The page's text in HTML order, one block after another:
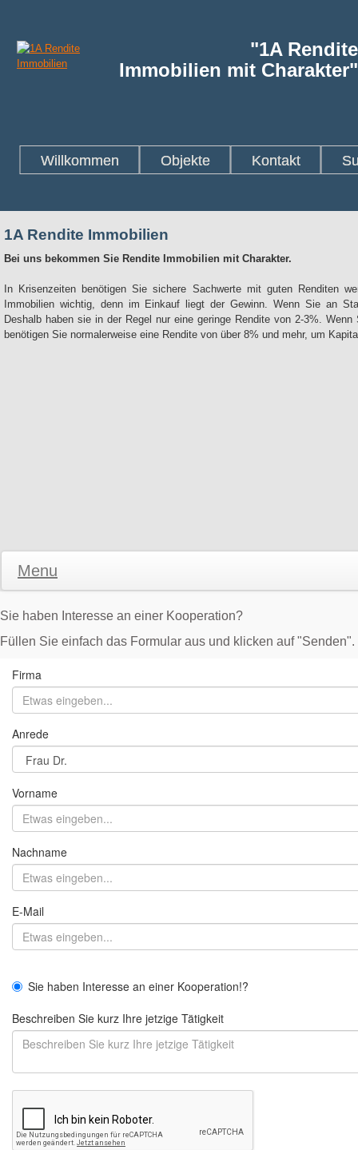
"1A Rendite
Immobilien mit Charakter"
Willkommen Objekte Kontakt
1A Rendite Immobilien
Bei uns bekommen Sie Rendite Immobilien mit Charakter.
In Krisenzeiten benötigen Sie sichere Sachwerte mit guten Renditen
Immobilien wichtig, denn im Einkauf liegt der Gewinn. Wenn Sie an
Deshalb haben sie in der Regel nur eine geringe Rendite von 2-3%.
benötigen Sie normalerweise eine Rendite von über 8% und mehr, um
Menu
Sie haben Interesse an einer Kooperation?
Füllen Sie einfach das Formular aus und klicken auf